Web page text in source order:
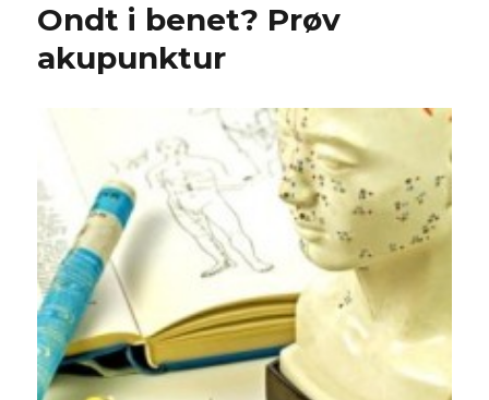
Ondt i benet? Prøv
akupunktur